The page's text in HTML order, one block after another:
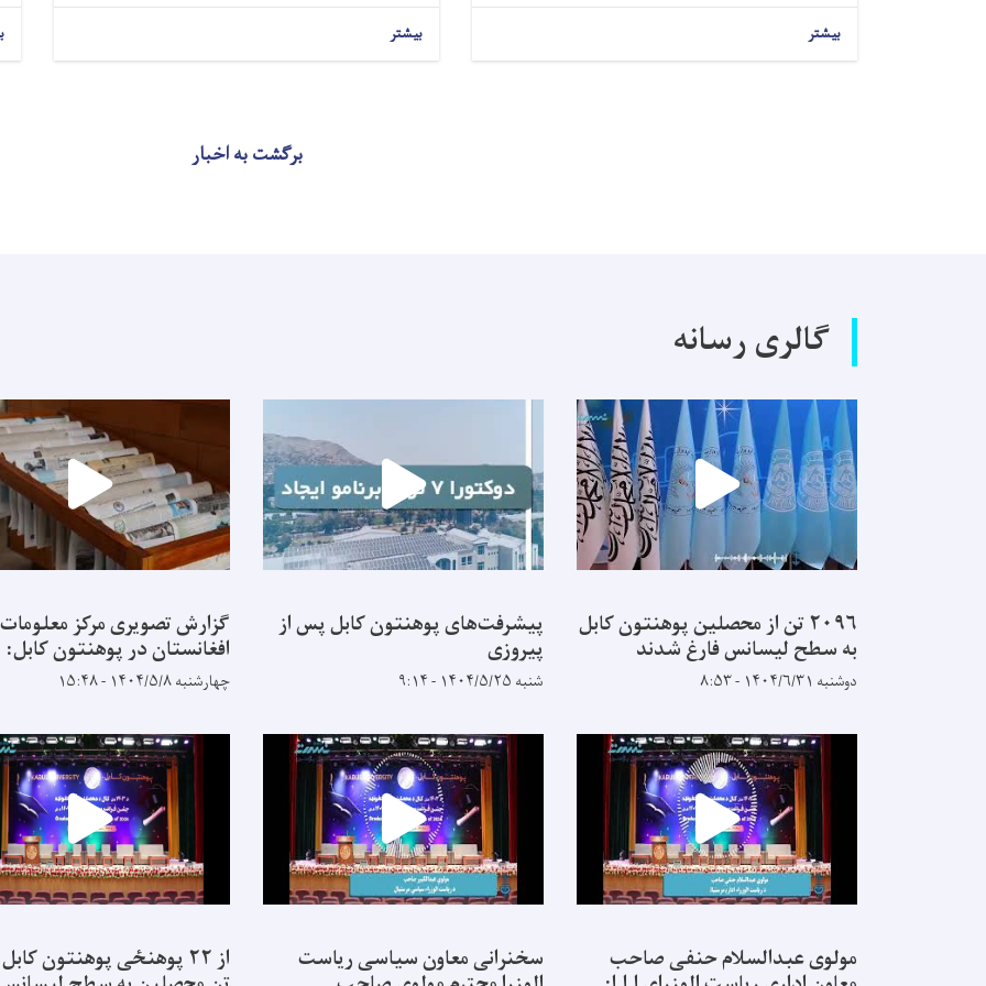
بیشتر بیشتر
برگشت به اخبار
گالری رسانه
۲۰۹۶ تن از محصلین پوهنتون کابل
به سطح لیسانس فارغ شدند
دوشنبه ۱۴۰۴/۶/۳۱ - ۸:۵۳
پیشرفت‌های پوهنتون کابل پس از
پیروزی
شنبه ۱۴۰۴/۵/۲۵ - ۹:۱۴
گزارش تصویری مرکز معلومات
افغانستان در پوهنتون کابل:
چهارشنبه ۱۴۰۴/۵/۸ - ۱۵:۴۸
مولوی عبدالسلام حنفی صاحب سخنرانی معاون سیاسی ریاست